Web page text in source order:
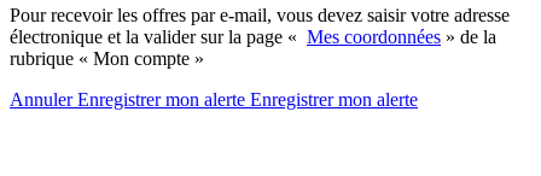
Pour recevoir les offres par e-mail, vous devez saisir votre adresse
électronique et la valider sur la page « Mes coordonnées » de la
rubrique « Mon compte »
AnnulerEnregistrer mon alerte Enregistrermon alerte